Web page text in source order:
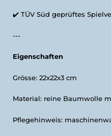
✔️ TÜV Süd geprüftes
---
Eigenschaften
Grösse: 22x22x3 cm
Material: reine Baumwolle
Pflegehinweis: